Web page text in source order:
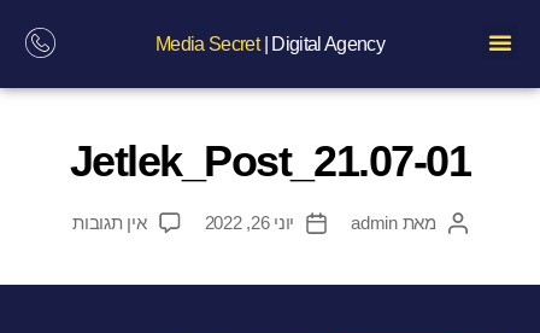
Media Secret| Digital Agency
Jetlek_Post_21.07-01
מאתadmin יוני 26, 2022 אין תגובות